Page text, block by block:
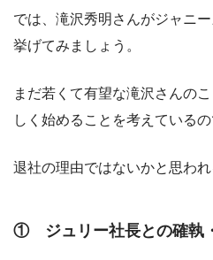
では、滝沢秀明さんがジャニ
挙げてみましょう。
まだ若くて有望な滝沢さんの
しく始めることを考えている
退社の理由ではないかと思われ
① ジュリー社長との確執